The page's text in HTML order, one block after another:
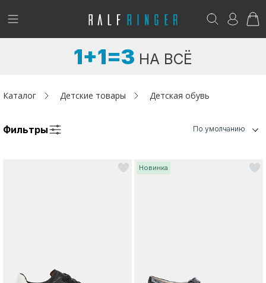
!
Женщинам
Возникли вопросы? - club@ralf.ru
1+1=3 НА ВСЁ
Каталог Детские товары Детская обувь
Фильтры По умолчанию
Новинка